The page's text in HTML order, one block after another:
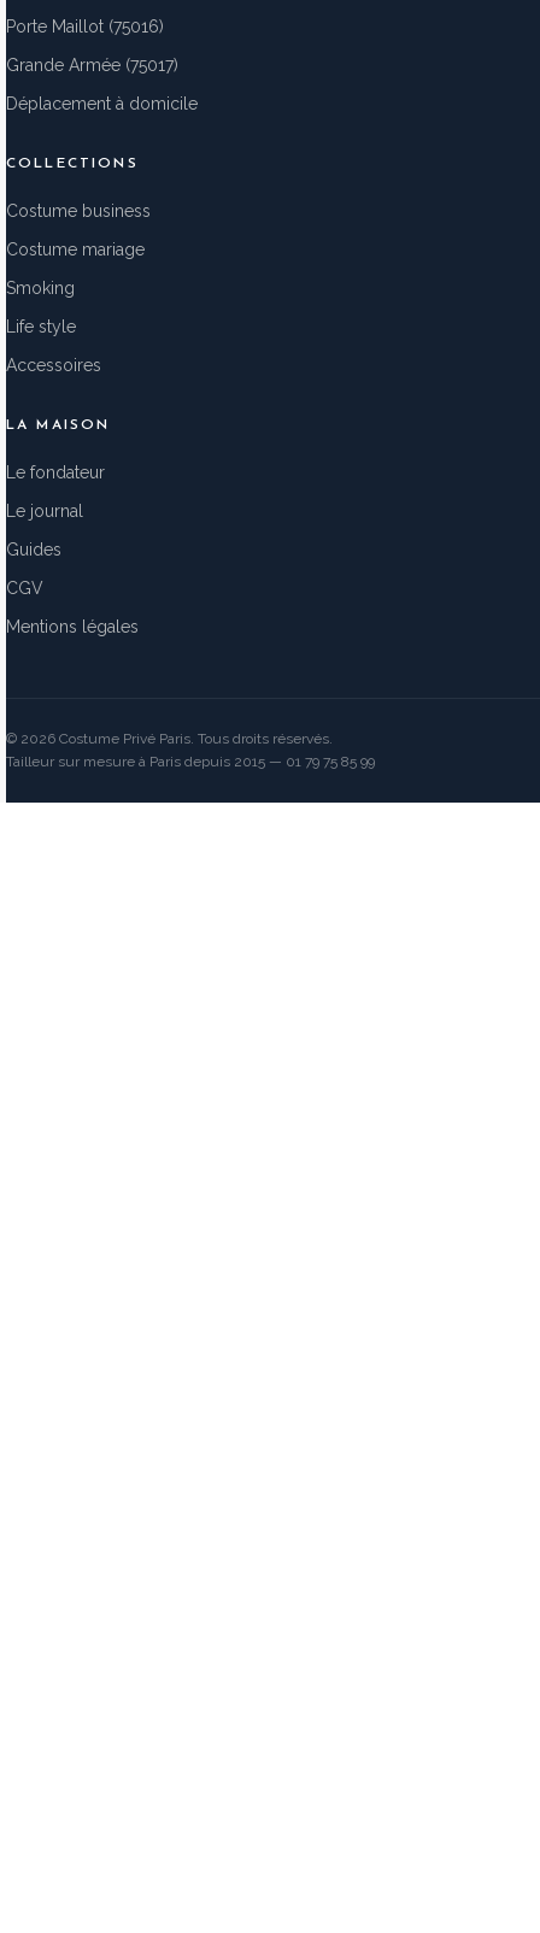
Porte Maillot (75016)
Grande Armée (75017)
Déplacement à domicile
COLLECTIONS
Costume business
Costume mariage
Smoking
Life style
Accessoires
LA MAISON
Le fondateur
Le journal
Guides
CGV
Mentions légales
© 2026 Costume Privé Paris. Tous droits réservés.
Tailleur sur mesure à Paris depuis 2015 — 01 79 75 85 99